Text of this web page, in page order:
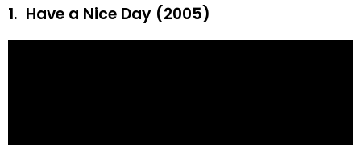
1. Have a Nice Day (2005)